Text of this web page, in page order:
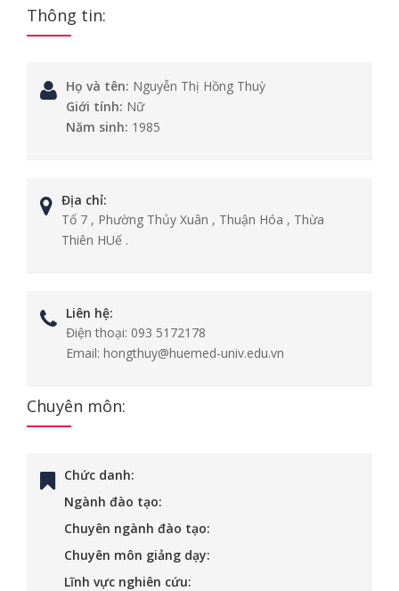
Thông tin:
Họ và tên: Nguyễn Thị Hồng Thuỳ
Giới tính: Nữ
Năm sinh: 1985
Địa chỉ:
Tổ 7 , Phường Thủy Xuân , Thuận Hóa , Thừa
Thiên HUế .
Liên hệ:
Điện thoại: 093 5172178
Email: hongthuy@huemed-univ.edu.vn
Chuyên môn:
Chức danh:
Ngành đào tạo:
Chuyên ngành đào tạo:
Chuyên môn giảng dạy:
Lĩnh vực nghiên cứu: